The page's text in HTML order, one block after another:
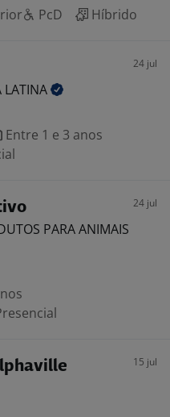
PcD Híbrido
24 jul
LATINA
Entre 1 e 3 anos
24 jul
PARA ANIMAIS
15 jul